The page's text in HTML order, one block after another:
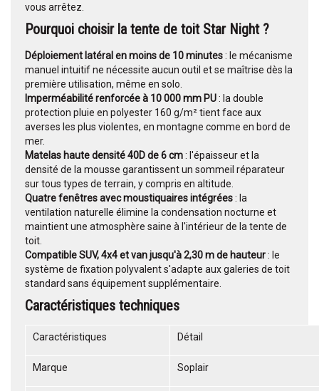
vous arrêtez.
Pourquoi choisir la tente de toit Star Night ?
Déploiement latéral en moins de 10 minutes: le mécanisme
manuel intuitif ne nécessite aucun outil et se maîtrise dès la
première utilisation, même en solo.
Imperméabilité renforcée à 10 000 mm PU: la double
protection pluie en polyester 160 g/m² tient face aux
averses les plus violentes, en montagne comme en bord de
mer.
Matelas haute densité 40D de 6 cm: l'épaisseur et la
densité de la mousse garantissent un sommeil réparateur
sur tous types de terrain, y compris en altitude.
Quatre fenêtres avec moustiquaires intégrées: la
ventilation naturelle élimine la condensation nocturne et
maintient une atmosphère saine à l'intérieur de la tente de
toit.
Compatible SUV, 4x4 et van jusqu'à 2,30 m de hauteur: le
système de fixation polyvalent s'adapte aux galeries de toit
standard sans équipement supplémentaire.
Caractéristiques techniques
Caractéristiques Détail
Marque Soplair